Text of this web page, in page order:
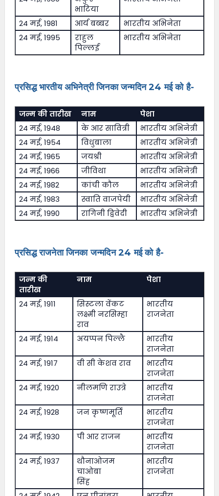
भाटिया
24 मई, 1981 आर्य बब्बर
भारतीय अभिनेता
24 मई, 1995
राहुल
पिल्लई
भारतीय अभिनेता
प्रसिद्ध भारतीय अभिनेत्री जिनका जन्मदिन 24 मई को है-
जन्म की तारीख नाम
पेशा
24 मई, 1948
के आर सावित्री
भारतीय अभिनेत्री
24 मई, 1954
विधुबाला
भारतीय अभिनेत्री
24 मई, 1965
जयश्री
भारतीय अभिनेत्री
24 मई, 1966
जीविथा
भारतीय अभिनेत्री
24 मई, 1982
कांची कौल
भारतीय अभिनेत्री
24 मई, 1983
स्वाति वाजपेयी
भारतीय अभिनेत्री
24 मई, 1990
रागिनी द्विवेदी भारतीय अभिनेत्री
प्रसिद्ध राजनेता जिनका जन्मदिन 24 मई को है-
जन्म की
तारीख
नाम पेशा
24 मई, 1911
सिस्टला वेंकट
लक्ष्मी नरसिम्हा
राव
भारतीय
राजनेता
24 मई, 1914 अयप्पन पिल्लै
भारतीय
राजनेता
24 मई, 1917
वी सी केशव राव
भारतीय
राजनेता
24 मई, 1920
नीलमणि राउत्रे
भारतीय
राजनेता
24 मई, 1928
जन कृष्णमूर्ति
भारतीय
राजनेता
24 मई, 1930
पी आर राजन
भारतीय
राजनेता
24 मई, 1937
थौनाओजम
चाओबा
सिंह
भारतीय
राजनेता